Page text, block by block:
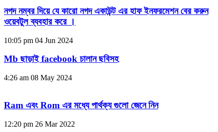
নগদ নম্বর দিয়ে যে কারো নগদ একাউন্ট এর হাফ ইনফরমেশন বের করুন
ওয়েবটুল ব্যবহার করে ।
10:05 pm 04 Jun 2024
Mb ছাড়াই facebook চালান ছবিসহ
4:26 am 08 May 2024
Ram এবং Rom এর মধ্যে পার্থক্য গুলো জেনে নিন
12:20 pm 26 Mar 2022